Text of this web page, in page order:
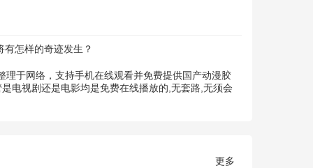
怎样的奇迹发生？
于网络，支持手机在线观看并免费提供国产动漫胶
电视剧还是电影均是免费在线播放的,无套路,无须会
更多